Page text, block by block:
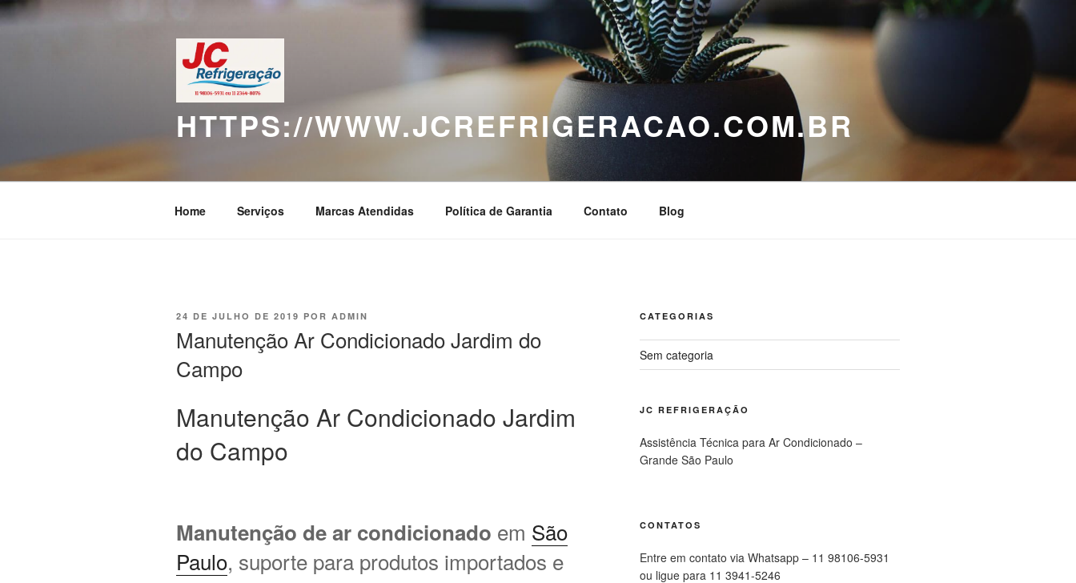
Pular
para
HTTPS://WWW.JCREFRIGERACAO.COM.BR
Home Serviços Marcas Atendidas Política de Garantia Contato Blog
PUBLICADO
24 DE JULHO DE 2019 POR ADMIN
Manutenção Ar Condicionado Jardim do
Campo
Manutenção Ar Condicionado Jardim
do Campo
Manutenção de ar condicionado em São
Paulo, suporte para produtos importados e
CATEGORIAS
Sem categoria
JC REFRIGERAÇÃO
Assistência Técnica para Ar Condicionado –
Grande São Paulo
CONTATOS
Entre em contato via Whatsapp – 11 98106-5931
ou ligue para 11 3941-5246